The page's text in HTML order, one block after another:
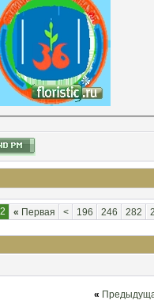
« Первая < 196 246 282
«